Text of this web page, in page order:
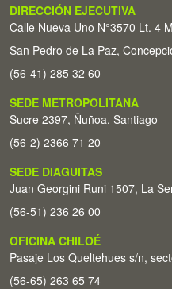
DIRECCIÓN EJECUTIVA
Calle Nueva Uno N°3570 Lt. 4
San Pedro de La Paz,
(56-41) 285 32 60
SEDE METROPOLITANA
Sucre 2397, Ñuñoa, Santiago
(56-2) 2366 71 20
SEDE DIAGUITAS
Juan Georgini Runi 1507, La
(56-51) 236 26 00
OFICINA CHILOÉ
Pasaje Los Queltehues s/n,
(56-65) 263 65 74